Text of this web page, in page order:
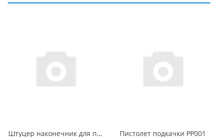
Штуцер наконечник для подкачки колес 8 мм 156026XCMR
Пистолет подкачки PP001